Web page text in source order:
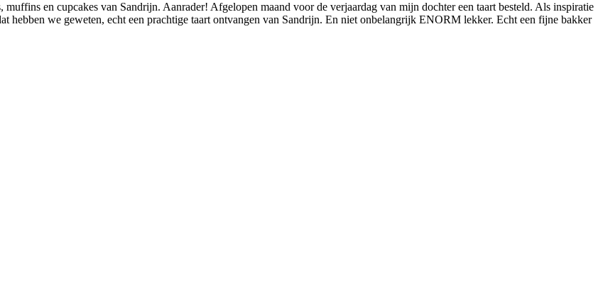
en cupcakes van Sandrijn. Aanrader! Afgelopen maand voor de verjaardag van mijn dochter een taart besteld. Als inspiratie
hebben we geweten, echt een prachtige taart ontvangen van Sandrijn. En niet onbelangrijk ENORM lekker. Echt een fijne bakker